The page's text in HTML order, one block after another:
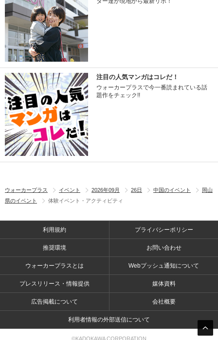
注目の人気マンガはコレだ！
ウォーカープラスで今一番読まれている話
題作をチェック!!
ウォーカープラス イベント 2026年09月 26日 中国のイベント
岡山
県のイベント
体験イベント・アクティビティ
利用規約 プライバシーポリシー
推奨環境 お問い合わせ
ウォーカープラスとは Webプッシュ通知について
プレスリリース・情報提供 媒体資料
広告掲載について 会社概要
利用者情報の外部送信について
©KADOKAWA CORPORATION